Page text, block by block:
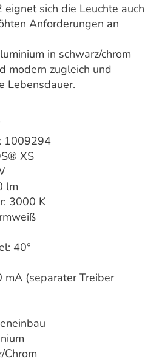
eignet sich die Leuchte auch
Anforderungen an
in schwarz/chrom
modern zugleich und
Lebensdauer.
1009294
XS
lm
3000 K
40°
mA (separater Treiber
Chrom